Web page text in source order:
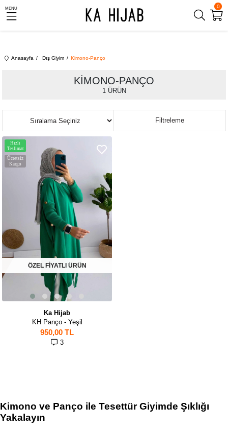
0
MENU
Anasayfa Dış Giyim Kimono-Panço
KIMONO-PANÇO
1 ÜRÜN
Filtreleme
Sıralama
Ka Hijab
KH Panço - Yeşil
3
950,00 TL
Ücretsiz
Kargo
Hızlı
Teslimat
ÖZEL FİYATLI ÜRÜN
Kimono ve Panço ile Tesettür Giyimde Şıklığı
Yakalayın